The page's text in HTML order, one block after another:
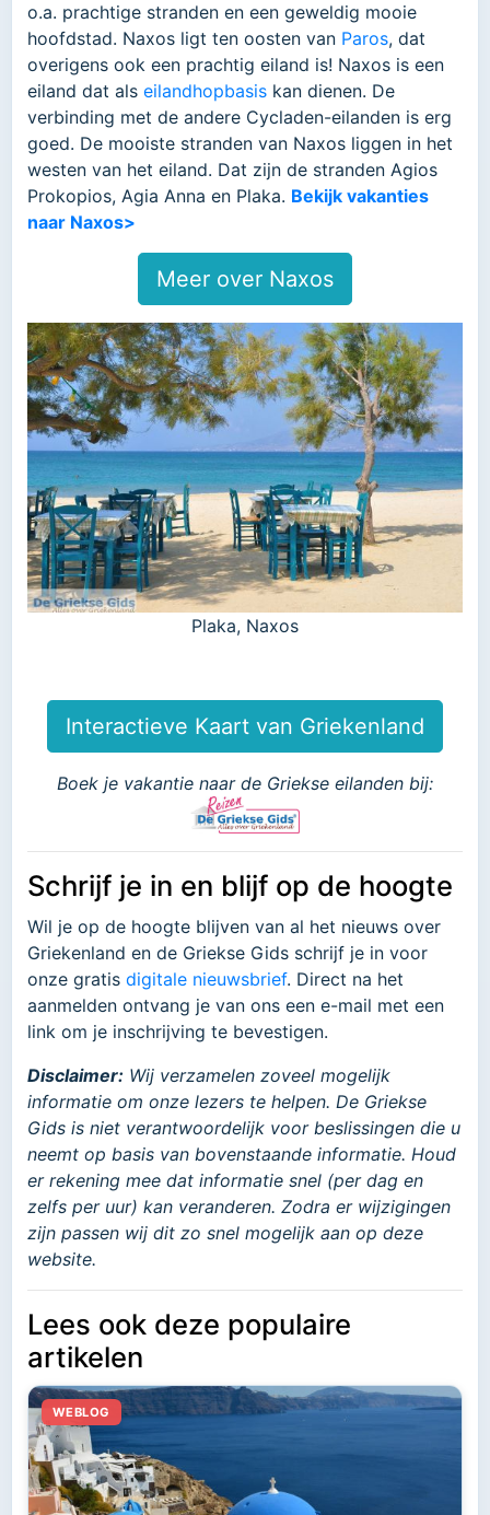
o.a. prachtige stranden en een geweldig mooie
hoofdstad. Naxos ligt ten oosten van Paros, dat
overigens ook een prachtig eiland is! Naxos is een
eiland dat als eilandhopbasis kan dienen. De
verbinding met de andere Cycladen-eilanden is erg
goed. De mooiste stranden van Naxos liggen in het
westen van het eiland. Dat zijn de stranden Agios
Prokopios, Agia Anna en Plaka. Bekijk vakanties
naar Naxos>
Meer over Naxos
Plaka, Naxos
Interactieve Kaart van Griekenland
Boek je vakantie naar de Griekse eilanden bij:
Schrijf je in en blijf op de hoogte
Wil je op de hoogte blijven van al het nieuws over
Griekenland en de Griekse Gids schrijf je in voor
onze gratis digitale nieuwsbrief. Direct na het
aanmelden ontvang je van ons een e-mail met een
link om je inschrijving te bevestigen.
Disclaimer: Wij verzamelen zoveel mogelijk
informatie om onze lezers te helpen. De Griekse
Gids is niet verantwoordelijk voor beslissingen die u
neemt op basis van bovenstaande informatie. Houd
er rekening mee dat informatie snel (per dag en
zelfs per uur) kan veranderen. Zodra er wijzigingen
zijn passen wij dit zo snel mogelijk aan op deze
website.
Lees ook deze populaire
artikelen